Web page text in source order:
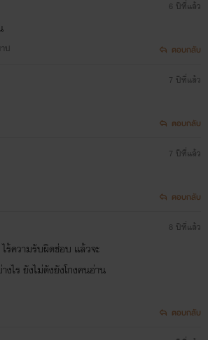
น้ำเสียงกระเส่านิดๆ “ให้ทุกคนสวิงกิ้งกัน” พูดจ
นายช่างข้างบ้าน (ปรับปรุง)
สองข้างระทดระทวยไร้เรี่ยวแรงจะยืนได้ไหว
เสน่หาซากุระ
“นี่แหน่ะๆๆ...ว่าชมพู่คิดหื่นใช่ไหม! อยากบอก
ป
6 ปีที่แล้ว
ตอบกลับ
7 ปีที่แล้ว
ตอบกลับ
7 ปีที่แล้ว
ตอบกลับ
ร้ความรับผิดช่อบ แล้วจะ
งไร ยังไม่ดังยังโกงคนอ่าน
8 ปีที่แล้ว
ตอบกลับ